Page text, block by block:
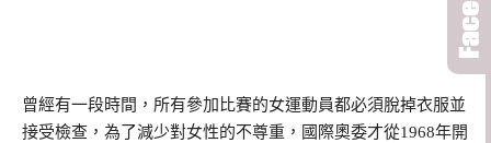
曾經有一段時間，所有參加比賽的女運動員都必須脫掉衣服並
接受檢查，為了減少對女性的不尊重，國際奧委才從1968年開